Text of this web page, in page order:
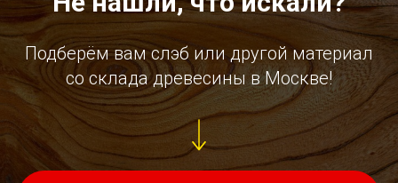
Подберём вам слэб или другой материал
со склада древесины в Москве!